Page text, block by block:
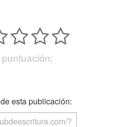
puntuación:
esta publicación: